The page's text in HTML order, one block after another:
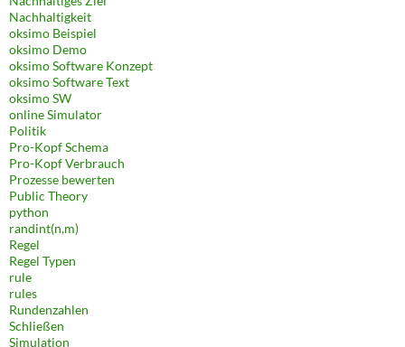
Nachhaltigkeit
oksimo Beispiel
oksimo Demo
oksimo Software Konzept
oksimo Software Text
oksimo SW
online Simulator
Politik
Pro-Kopf Schema
Pro-Kopf Verbrauch
Prozesse bewerten
Public Theory
python
randint(n,m)
Regel
Regel Typen
rule
rules
Rundenzahlen
Schließen
Simulation